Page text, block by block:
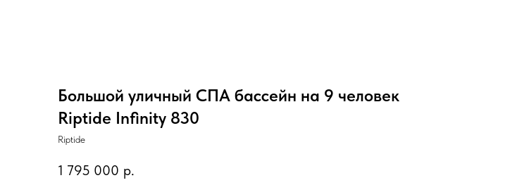
Большой уличный СПА бассейн на 9 человек
Riptide Infinity 830
Riptide
1 795 000 р.